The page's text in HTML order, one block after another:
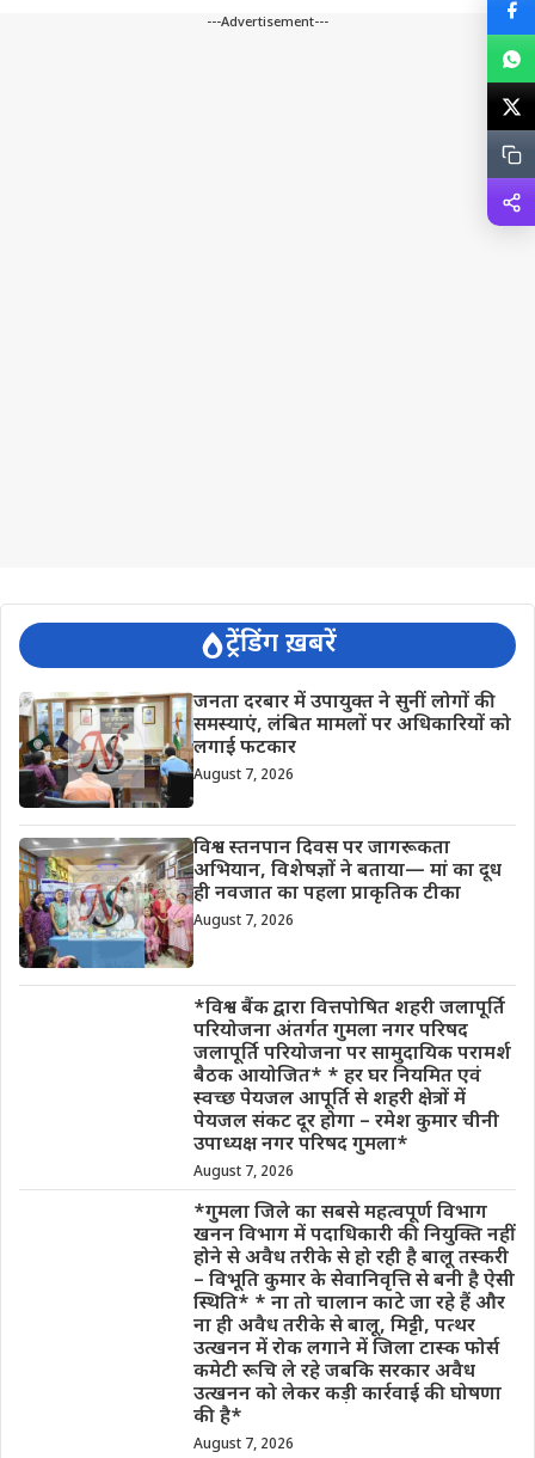
---Advertisement---
ट्रेंडिंग ख़बरें
जनता दरबार में उपायुक्त ने सुनीं लोगों की
समस्याएं, लंबित मामलों पर अधिकारियों को
लगाई फटकार
August 7, 2026
विश्व स्तनपान दिवस पर जागरूकता
अभियान, विशेषज्ञों ने बताया— मां का दूध
ही नवजात का पहला प्राकृतिक टीका
August 7, 2026
*विश्व बैंक द्वारा वित्तपोषित शहरी जलापूर्ति
परियोजना अंतर्गत गुमला नगर परिषद
जलापूर्ति परियोजना पर सामुदायिक परामर्श
बैठक आयोजित* * हर घर नियमित एवं
स्वच्छ पेयजल आपूर्ति से शहरी क्षेत्रों में
पेयजल संकट दूर होगा – रमेश कुमार चीनी
उपाध्यक्ष नगर परिषद गुमला*
August 7, 2026
*गुमला जिले का सबसे महत्वपूर्ण विभाग
खनन विभाग में पदाधिकारी की नियुक्ति नहीं
होने से अवैध तरीके से हो रही है बालू तस्करी
– विभूति कुमार के सेवानिवृत्ति से बनी है ऐसी
स्थिति* * ना तो चालान काटे जा रहे हैं और
ना ही अवैध तरीके से बालू, मिट्टी, पत्थर
उत्खनन में रोक लगाने में जिला टास्क फोर्स
कमेटी रूचि ले रहे जबकि सरकार अवैध
उत्खनन को लेकर कड़ी कार्रवाई की घोषणा
की है*
August 7, 2026